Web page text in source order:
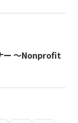
ー 〜Nonprofit